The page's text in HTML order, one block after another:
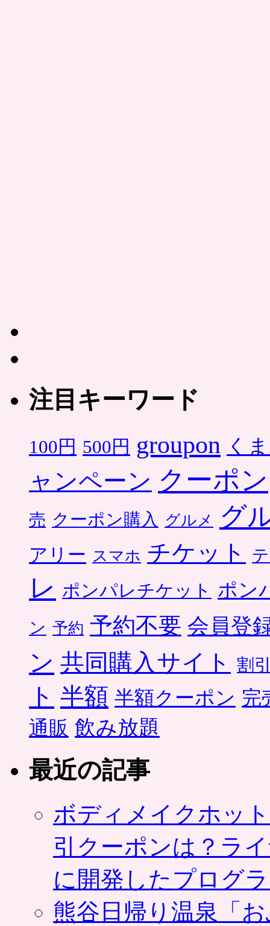
注目キーワード
100円 500円 groupon く
ャンペーン クーポン
売 クーポン購入 グルメ グ
アリー スマホ チケット
レ ポンパレチケット ポン
ン 予約 予約不要 会員登
ン 共同購入サイト 割
ト 半額 半額クーポン 完
通販 飲み放題
最近の記事
ボディメイクホッ
引クーポンは？ラ
に開発したプログ
熊谷日帰り温泉「